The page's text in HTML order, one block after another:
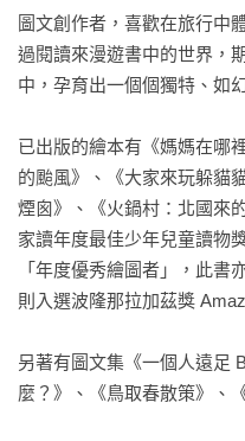
洪信惠（嚐劇場藝術總監）
每翻過一頁，便不經意掀起
隨著雲豹足跡，指尖拂過藏
陳敏佳（攝影師）
身為攝影師，每次看到春子
蔬果、人物、動物、情緒
點跟溫度，讓人暖暖的對未
因為影像難以完全擺脫紀實
都是我們的家園，歪七扭八
塗得可愛了起來，而且還偷
圖文創作者，喜歡在旅行中
過閱讀來漫遊書中的世界，
中，孕育出一個個獨特、如
已出版的繪本有《媽媽在哪
的颱風》、《大家來玩躲貓
煙囪》、《火鍋村：北國來
家讀年度最佳少年兒童讀物
「年度優秀繪圖者」，此書
則入選波隆那拉加茲獎
另著有圖文集《一個人遠足
麼？》、《鳥取春散策》、